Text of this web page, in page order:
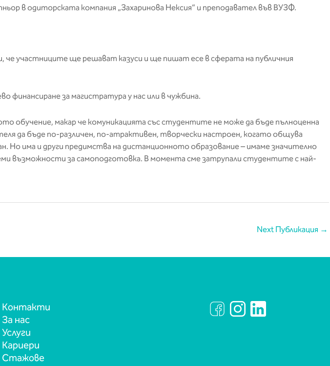
в одиторската компания „Захаринова Нексия“ и преподавател във ВУЗФ.
участниците ще решават казуси и ще пишат есе в сферата на публичния
финансиране за магистратура у нас или в чужбина.
обучение, макар че комуникацията със студентите не може да бъде пълноценна
да бъде по-различен, по-атрактивен, творчески настроен, когато общува
Но има и други предимства на дистанционното образование – имаме значително
възможности за самоподготовка. В момента сме затрупали студентите с най-
Next Публикация →
Контакти
За нас
Услуги
Кариери
Стажове